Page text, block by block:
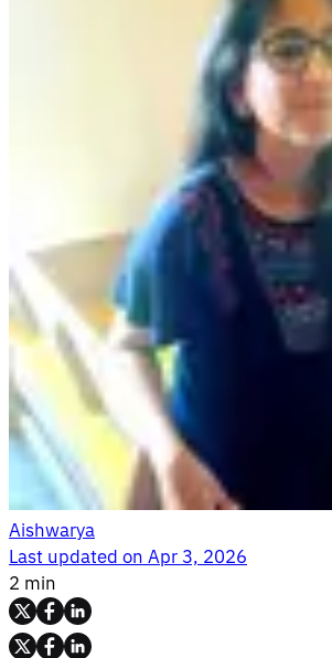
Aishwarya
Last updated onApr 3, 2026
2 min